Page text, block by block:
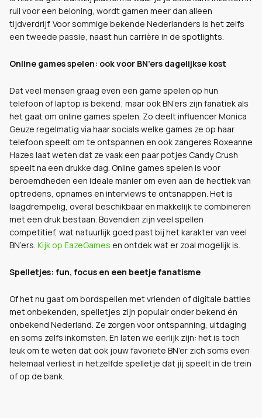
ruil voor een beloning, wordt gamen meer dan alleen
tijdverdrijf. Voor sommige bekende Nederlanders is het zelfs
een tweede passie, naast hun carrière in de spotlights.
Online games spelen: ook voor BN’ers dagelijkse kost
Dat veel mensen graag even een game spelen op hun
telefoon of laptop is bekend; maar ook BN’ers zijn fanatiek als
het gaat om online games spelen. Zo deelt influencer Monica
Geuze regelmatig via haar socials welke games ze op haar
telefoon speelt om te ontspannen en ook zangeres Roxeanne
Hazes laat weten dat ze vaak een paar potjes Candy Crush
speelt na een drukke dag. Online games spelen is voor
beroemdheden een ideale manier om even aan de hectiek van
optredens, opnames en interviews te ontsnappen. Het is
laagdrempelig, overal beschikbaar en makkelijk te combineren
met een druk bestaan. Bovendien zijn veel spellen
competitief, wat natuurlijk goed past bij het karakter van veel
BN’ers. Kijk op EazeGames en ontdek wat er zoal mogelijk is.
Spelletjes: fun, focus en een beetje fanatisme
Of het nu gaat om bordspellen met vrienden of digitale battles
met onbekenden, spelletjes zijn populair onder bekend én
onbekend Nederland. Ze zorgen voor ontspanning, uitdaging
en soms zelfs inkomsten. En laten we eerlijk zijn: het is toch
leuk om te weten dat ook jouw favoriete BN’er zich soms even
helemaal verliest in hetzelfde spelletje dat jij speelt in de trein
of op de bank.